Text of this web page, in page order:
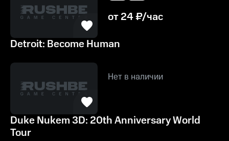
от24₽/час
Detroit: Become Human
Нет в наличии
Duke Nukem 3D: 20th Anniversary World
Tour